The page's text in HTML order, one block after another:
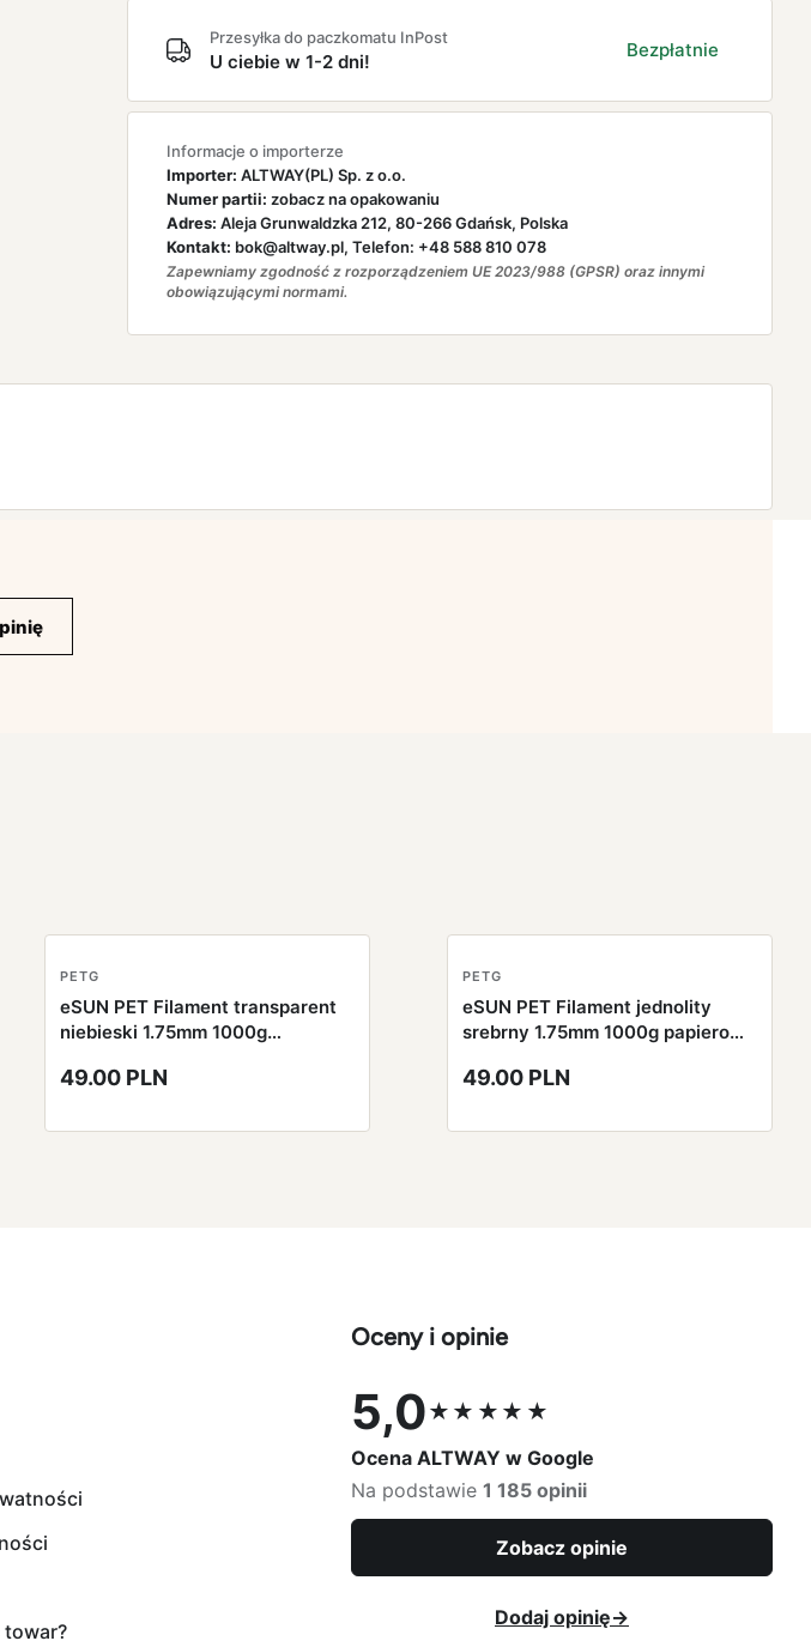
Przesyłka do paczkomatu InPost
U ciebie w 1-2 dni!
Bezpłatnie
Informacje o importerze
Importer: ALTWAY(PL) Sp. z o.o.
Numer partii: zobacz na opakowaniu
Adres: Aleja Grunwaldzka 212, 80-266 Gdańsk, Polska
Kontakt: bok@altway.pl, Telefon: +48 588 810 078
Zapewniamy zgodność z rozporządzeniem UE 2023/988 (GPSR) oraz innymi
obowiązującymi normami.
PETG
eSUN PET Filament transparent
niebieski 1.75mm 1000g
49.00 PLN
PETG
eSUN PET Filament jednolity
srebrny 1.75mm 1000g papierowa
49.00 PLN
Oceny i opinie
5,0★★★★★
Ocena 5,0 na 5
Ocena ALTWAY w Google
Na podstawie 1 185 opinii
Zobacz opinie
Dodaj opinię→